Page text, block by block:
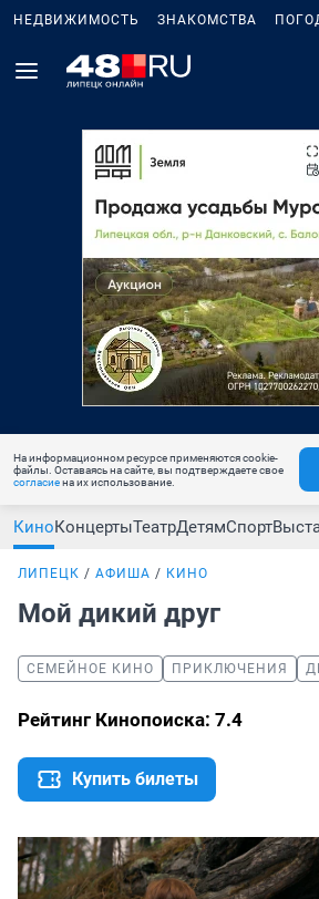
НЕДВИЖИМОСТЬ ЗНАКОМСТВА
На информационном ресурсе применяются cookie-
файлы. Оставаясь на сайте, вы подтверждаете свое
согласиена их использование.
КиноКонцертыТеатрДетямСпорт
ЛИПЕЦК АФИША КИНО
Мой дикий друг
СЕМЕЙНОЕ КИНО ПРИКЛЮЧЕНИЯ
Рейтинг Кинопоиска: 7.4
Купить билеты